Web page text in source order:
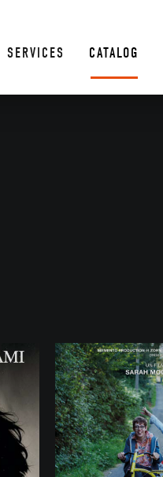
SERVICES CATALOG